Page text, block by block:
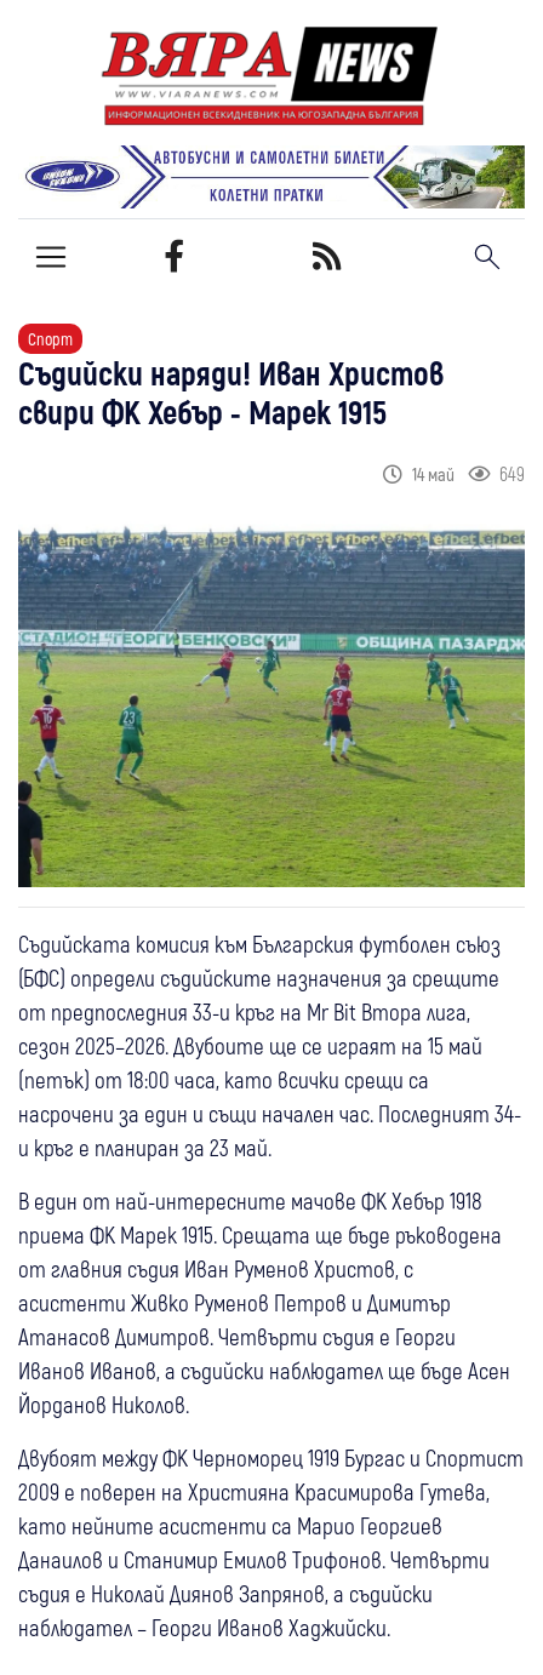
Спорт
Съдийски наряди! Иван Христов
свири ФК Хебър - Марек 1915
14 май 649
Съдийската комисия към Българския футболен съюз
(БФС) определи съдийските назначения за срещите
от предпоследния 33-и кръг на Mr Bit Втора лига,
сезон 2025–2026. Двубоите ще се играят на 15 май
(петък) от 18:00 часа, като всички срещи са
насрочени за един и същи начален час. Последният 34-
и кръг е планиран за 23 май.
В един от най-интересните мачове ФК Хебър 1918
приема ФК Марек 1915. Срещата ще бъде ръководена
от главния съдия Иван Руменов Христов, с
асистенти Живко Руменов Петров и Димитър
Атанасов Димитров. Четвърти съдия е Георги
Иванов Иванов, а съдийски наблюдател ще бъде Асен
Йорданов Николов.
Двубоят между ФК Черноморец 1919 Бургас и Спортист
2009 е поверен на Християна Красимирова Гутева,
като нейните асистенти са Марио Георгиев
Данаилов и Станимир Емилов Трифонов. Четвърти
съдия е Николай Диянов Запрянов, а съдийски
наблюдател – Георги Иванов Хаджийски.